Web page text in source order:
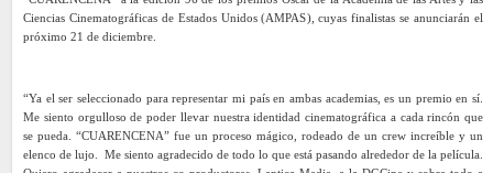
Ciencias Cinematográficas de Estados Unidos (AMPAS), cuyas finalistas se anunciarán el
próximo 21 de diciembre.
“Ya el ser seleccionado para representar mi país en ambas academias, es un premio en sí.
Me siento orgulloso de poder llevar nuestra identidad cinematográfica a cada rincón que
se pueda. “CUARENCENA” fue un proceso mágico, rodeado de un crew increíble y un
elenco de lujo. Me siento agradecido de todo lo que está pasando alrededor de la película.